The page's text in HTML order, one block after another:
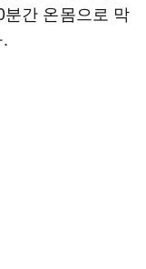
간 온몸으로 막